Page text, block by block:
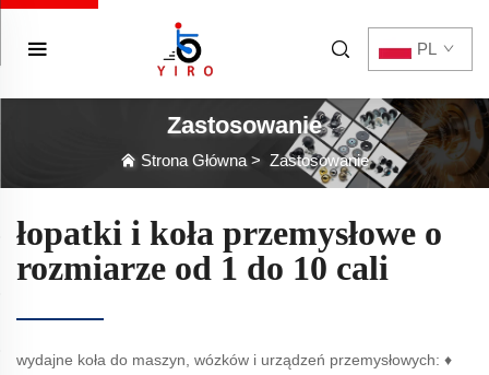
PL
Zastosowanie
Strona Główna> Zastosowanie
łopatki i koła przemysłowe o
rozmiarze od 1 do 10 cali
wydajne koła do maszyn, wózków i urządzeń przemysłowych: ♦